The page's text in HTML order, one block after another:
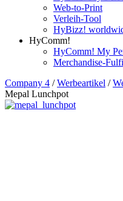
Web-to-Print
Verleih-Tool
HyBizz!
HyComm!
HyComm! My
Merchandise-
Company 4 / Werbeartikel /
Mepal Lunchpot